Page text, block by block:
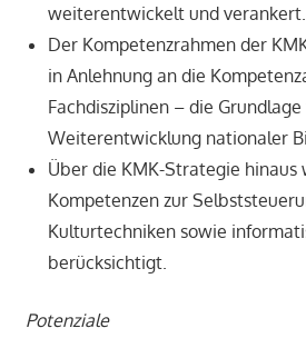
weiterentwickelt und verankert.
Der Kompetenzrahmen der
in Anlehnung an die
Fachdisziplinen – die
Weiterentwicklung nationaler
Über die KMK-Strategie hinaus
Kompetenzen zur
Kulturtechniken sowie
berücksichtigt.
Potenziale